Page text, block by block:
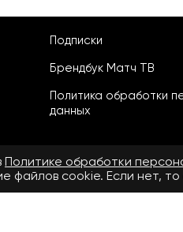
Подписки
Брендбук Матч ТВ
Политика обработки
данных
Политике обработки
файлов cookie. Если нет,